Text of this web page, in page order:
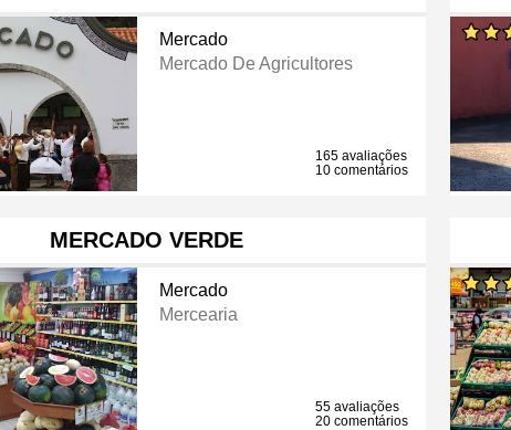
Mercado
Mercado De Agricultores
165 avaliações
10 comentários
MERCADO VERDE
Mercado
Mercearia
55 avaliações
20 comentários